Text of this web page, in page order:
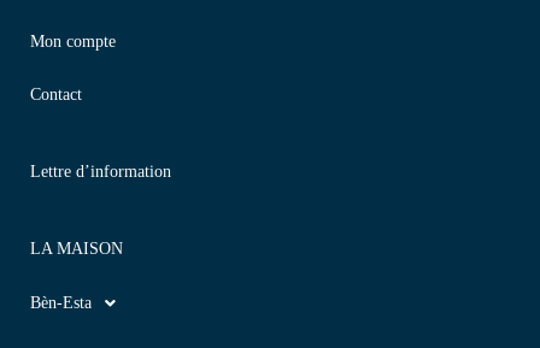
Mon compte
Contact
Lettre d’information
LA MAISON
Bèn-Esta